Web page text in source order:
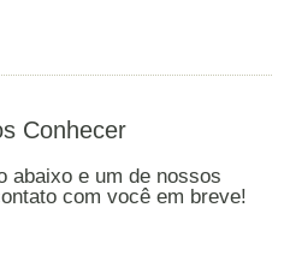
Conhecer
abaixo e um de nossos
com você em breve!